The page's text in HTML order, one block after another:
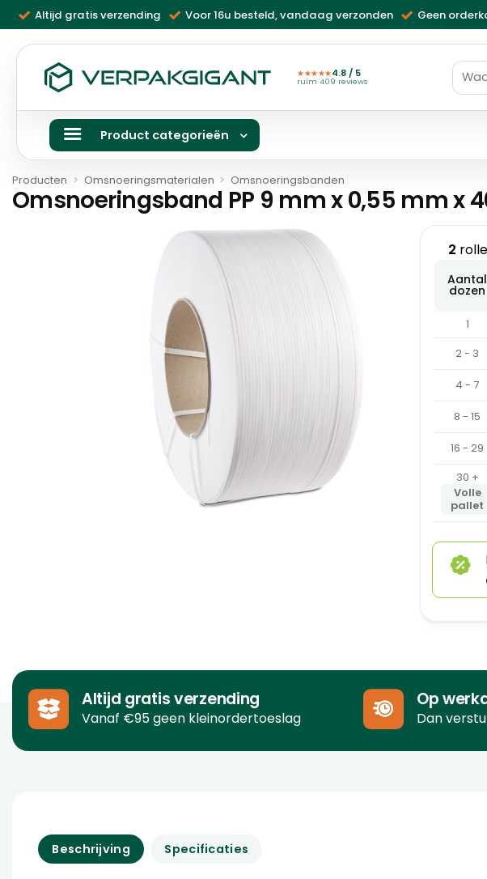
naar
inhoud
Altijd gratis verzending Voor 16u besteld, vandaag verzonden Geen
★★★★★4.8 / 5
ruim 409 reviews
Zoeken
naar:
Product categorieën
Producten > Omsnoeringsmaterialen > Omsnoeringsbanden
Omsnoeringsband PP 9 mm x 0,55 mm x
2
Aantal
dozen
1
2 - 3
4 - 7
8 - 15
16 - 29
30 +
Volle
pallet
Altijd gratis verzending
Vanaf €95 geen kleinordertoeslag
Op
Dan
Beschrijving Specificaties